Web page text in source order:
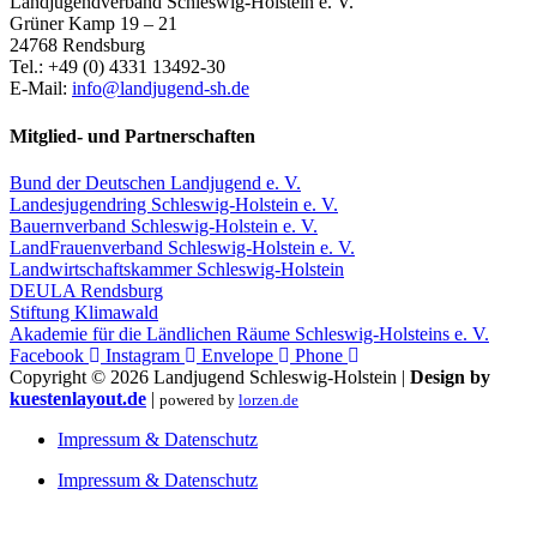
Grüner Kamp 19 – 21
24768 Rendsburg
Tel.: +49 (0) 4331 13492-30
E-Mail: info@landjugend-sh.de
Mitglied- und Partnerschaften
Bund der Deutschen Landjugend e. V.
Landesjugendring Schleswig-Holstein e. V.
Bauernverband Schleswig-Holstein e. V.
LandFrauenverband Schleswig-Holstein e. V.
Landwirtschaftskammer Schleswig-Holstein
DEULA Rendsburg
Stiftung Klimawald
Akademie für die Ländlichen Räume Schleswig-Holsteins e. V.
Facebook
Instagram Envelope
Phone
Copyright © 2026 Landjugend Schleswig-Holstein | Design by
kuestenlayout.de | powered by lorzen.de
Impressum & Datenschutz
Impressum & Datenschutz